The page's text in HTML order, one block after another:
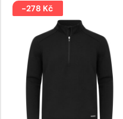
-278 Kč